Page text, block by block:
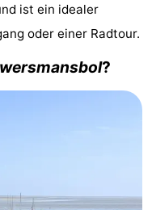
ist ein idealer
oder einer Radtour.
?